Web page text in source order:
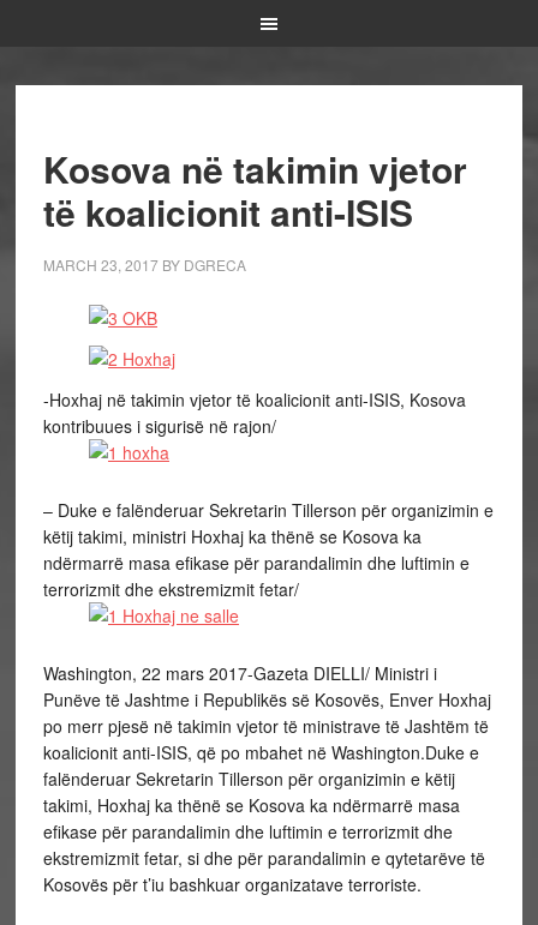
Kosova në takimin vjetor
të koalicionit anti-ISIS
MARCH 23, 2017BY DGRECA
-Hoxhaj në takimin vjetor të koalicionit anti-ISIS, Kosova
kontribuues i sigurisë në rajon/
– Duke e falënderuar Sekretarin Tillerson për organizimin e
këtij takimi, ministri Hoxhaj ka thënë se Kosova ka
ndërmarrë masa efikase për parandalimin dhe luftimin e
terrorizmit dhe ekstremizmit fetar/
Washington, 22 mars 2017-Gazeta DIELLI/ Ministri i
Punëve të Jashtme i Republikës së Kosovës, Enver Hoxhaj
po merr pjesë në takimin vjetor të ministrave të Jashtëm të
koalicionit anti-ISIS, që po mbahet në Washington.Duke e
falënderuar Sekretarin Tillerson për organizimin e këtij
takimi, Hoxhaj ka thënë se Kosova ka ndërmarrë masa
efikase për parandalimin dhe luftimin e terrorizmit dhe
ekstremizmit fetar, si dhe për parandalimin e qytetarëve të
Kosovës për t’iu bashkuar organizatave terroriste.